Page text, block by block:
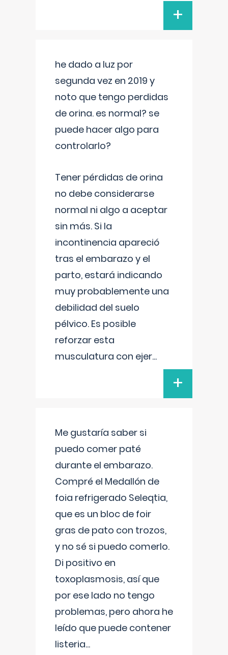
+
he dado a luz por
segunda vez en 2019 y
noto que tengo perdidas
de orina. es normal? se
puede hacer algo para
controlarlo?
Tener pérdidas de orina
no debe considerarse
normal ni algo a aceptar
sin más. Si la
incontinencia apareció
tras el embarazo y el
parto, estará indicando
muy probablemente una
debilidad del suelo
pélvico. Es posible
reforzar esta
musculatura con ejer...
+
Me gustaría saber si
puedo comer paté
durante el embarazo.
Compré el Medallón de
foia refrigerado Seleqtia,
que es un bloc de foir
gras de pato con trozos,
y no sé si puedo comerlo.
Di positivo en
toxoplasmosis, así que
por ese lado no tengo
problemas, pero ahora he
leído que puede contener
listeria...